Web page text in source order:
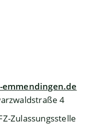
4
Zulassungsstelle